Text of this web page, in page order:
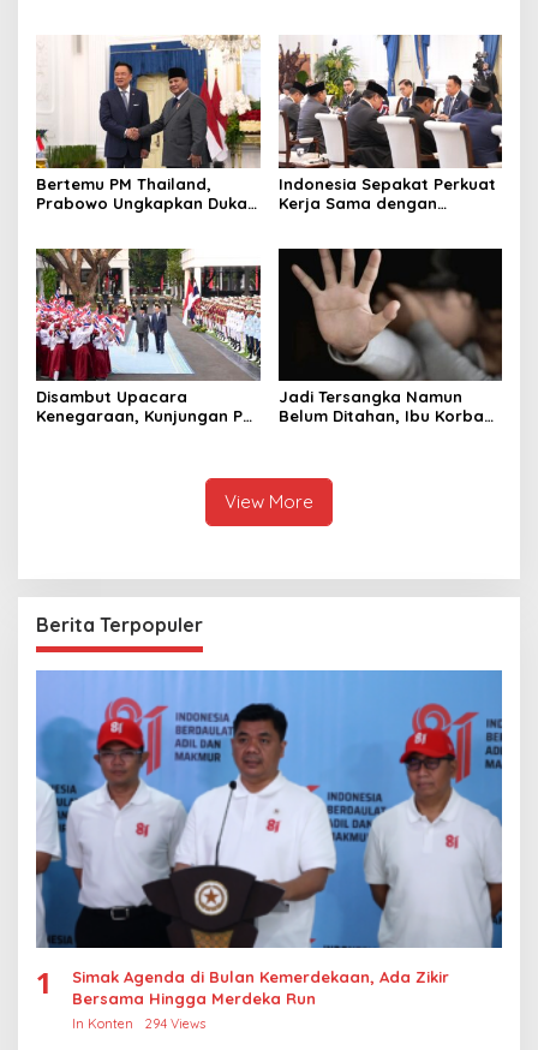
Terbaik Dunia
Bertemu PM Thailand,
Prabowo Ungkapkan Duka
Raja Thailand
Indonesia Sepakat Perkuat
Kerja Sama dengan
Disambut Upacara
Kenegaraan, Kunjungan PM
Jadi Tersangka Namun
Belum Ditahan, Ibu Korban
Kasus Rudapksa Sampai
Anaknya Hamil
View More
Berita Terpopuler
1
Simak Agenda di Bulan Kemerdekaan, Ada Zikir
Bersama Hingga Merdeka Run
In Konten 294 Views